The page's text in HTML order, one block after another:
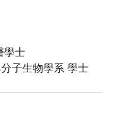
學士
子生物學系 學士